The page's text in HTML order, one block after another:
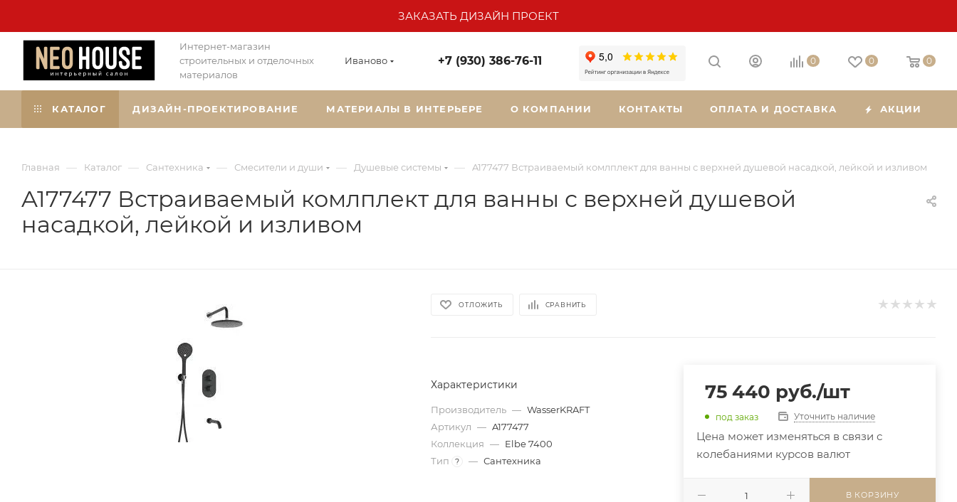
ЗАКАЗАТЬ ДИЗАЙН ПРОЕКТ
Интернет-магазин
строительных и отделочных
материалов
Иваново +7 (930) 386-76-11 0 0 0
КАТАЛОГ ДИЗАЙН-ПРОЕКТИРОВАНИЕ МАТЕРИАЛЫ В ИНТЕРЬЕРЕ О КОМПАНИИ КОНТАКТЫ ОПЛАТА И ДОСТАВКА АКЦИИ
Главная — Каталог — Сантехника — Смесители и души — Душевые системы — A177477 Встраиваемый комлплект для ванны с верхней душевой насадкой, лейкой и изливом
A177477 Встраиваемый комлплект для ванны с верхней душевой
насадкой, лейкой и изливом
ОТЛОЖИТЬ СРАВНИТЬ
Характеристики
Производитель — WasserKRAFT
Артикул — A177477
Коллекция — Elbe 7400
Тип
? — Сантехника
75 440 руб./шт
под заказ Уточнить наличие
Цена может изменяться в связи с
колебаниями курсов валют
В КОРЗИНУ